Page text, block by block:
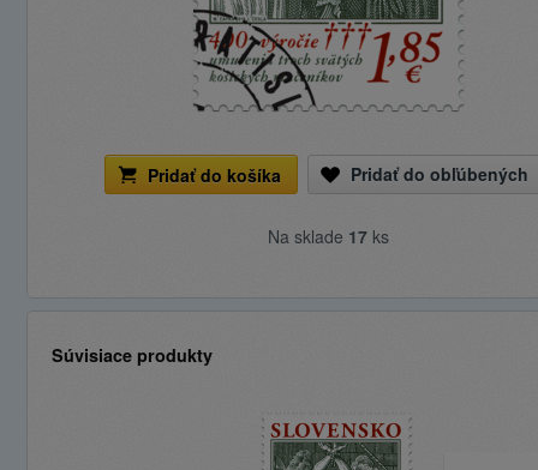
Pridať do košíka Pridať do obľúbených
Na sklade 17ks
Súvisiace produkty